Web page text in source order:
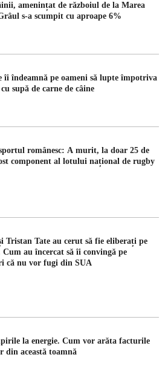
amenințat de războiul de la Marea
s-a scumpit cu aproape 6%
îi îndeamnă pe oameni să lupte împotriva
supă de carne de câine
românesc: A murit, la doar 25 de
component al lotului național de rugby
Tristan Tate au cerut să fie eliberați pe
Cum au încercat să îi convingă pe
că nu vor fugi din SUA
la energie. Cum vor arăta facturile
din această toamnă